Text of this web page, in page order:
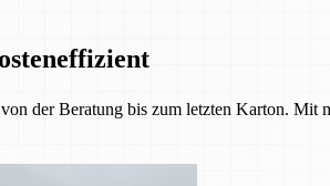
der Beratung bis zum letzten Karton. Mit